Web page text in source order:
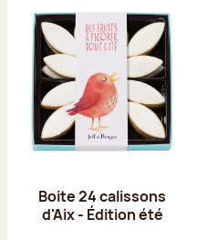
Boite 24 calissons
d'Aix - Édition été